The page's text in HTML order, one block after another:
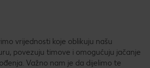
vrijednosti koje oblikuju našu
povezuju timove i omogućuju jačanje
Važno nam je da dijelimo te